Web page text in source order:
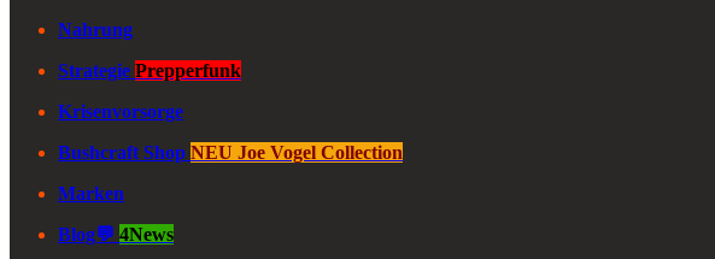
Nahrung
Strategie Prepperfunk
Krisenvorsorge
Bushcraft Shop NEU Joe Vogel Collection
Marken
Blog💬 4News